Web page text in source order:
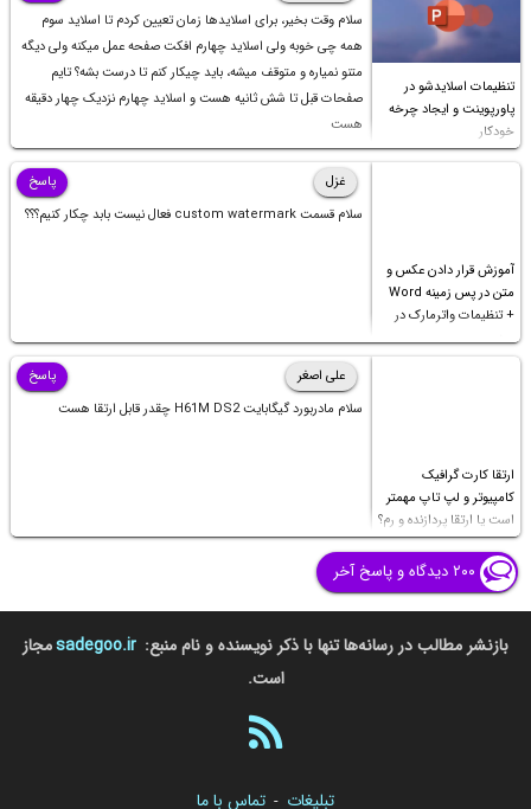
تنظیمات اسلایدشو در
پاورپوینت و ایجاد چرخه
خودکار
سلام وقت بخیر، برای اسلایدها زمان تعیین کردم تا اسلاید سوم
همه چی خوبه ولی اسلاید چهارم افکت صفحه عمل میکنه ولی دیگه
متنو نمیاره و متوقف میشه، باید چیکار کنم تا درست بشه؟ تایم
صفحات قبل تا شش ثانیه هست و اسلاید چهارم نزدیک چهار دقیقه
هست
آموزش قرار دادن عکس و
متن در پس زمینه Word
+ تنظیمات واترمارک در
ورد
غزل
سلام قسمت custom watermark فعال نیست بابد چکار کنیم؟؟؟
پاسخ
ارتقا کارت گرافیک
کامپیوتر و لپ تاپ مهمتر
است یا ارتقا پردازنده و رم؟
علی اصغر
سلام مادربورد گیگابایت H61M DS2 چقدر قابل ارتقا هست
پاسخ
۲۰۰ دیدگاه و پاسخ آخر
بازنشر مطالب در رسانه‌ها تنها با ذکر نویسنده و نام منبع: sadegoo.irمجاز
است.
تبلیغات - تماس با ما